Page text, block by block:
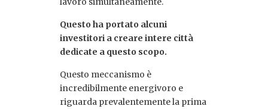
Questo ha portato alcuni
investitori a creare intere città
dedicate a questo scopo.
Questo meccanismo è
incredibilmente energivoro e
riguarda prevalentemente la prima